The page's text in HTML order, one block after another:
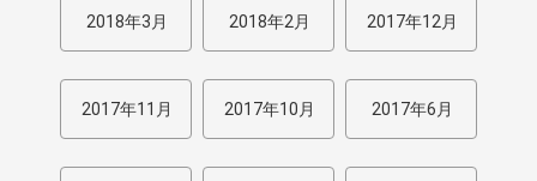
2018年3月 2018年2月 2017年12月
2017年11月 2017年10月 2017年6月